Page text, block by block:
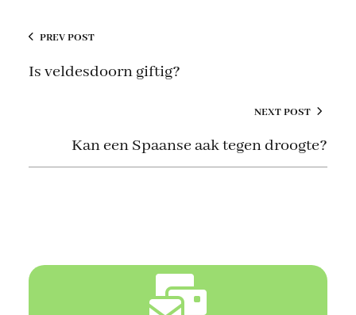
PREV POST
Is veldesdoorn giftig?
NEXT POST
Kan een Spaanse aak tegen droogte?